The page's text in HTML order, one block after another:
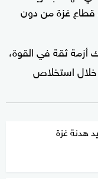
قطاع غزة من دون
أزمة ثقة في القوة،
استخلاص
هدنة غزة